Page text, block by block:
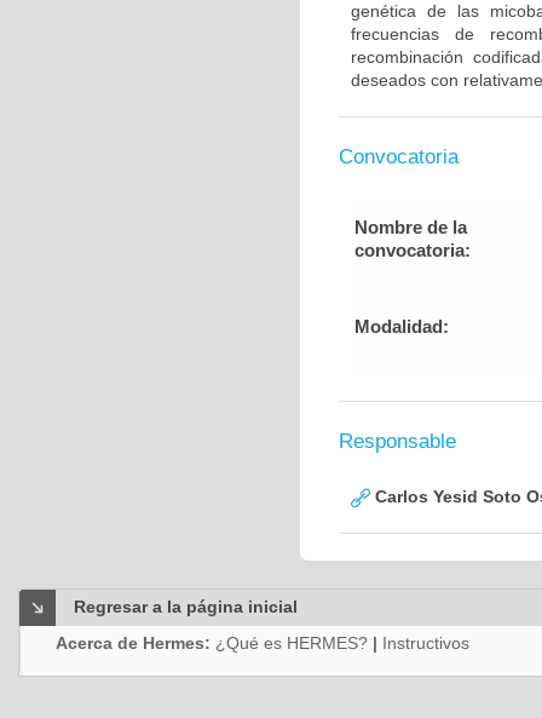
genética de las
frecuencias de
recombinación
deseados con
Convocatoria
Nombre de la
convocatoria:
Modalidad:
Responsable
Carlos Yesid Soto
Regresar a la página inicial
Acerca de Hermes: ¿Qué es HERMES? | Instructivos